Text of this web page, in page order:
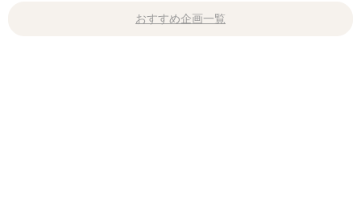
おすすめ企画一覧